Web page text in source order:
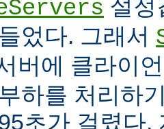
설정
었다. 그래서
버에 클라이
하를 처리하
초가 걸렸다.